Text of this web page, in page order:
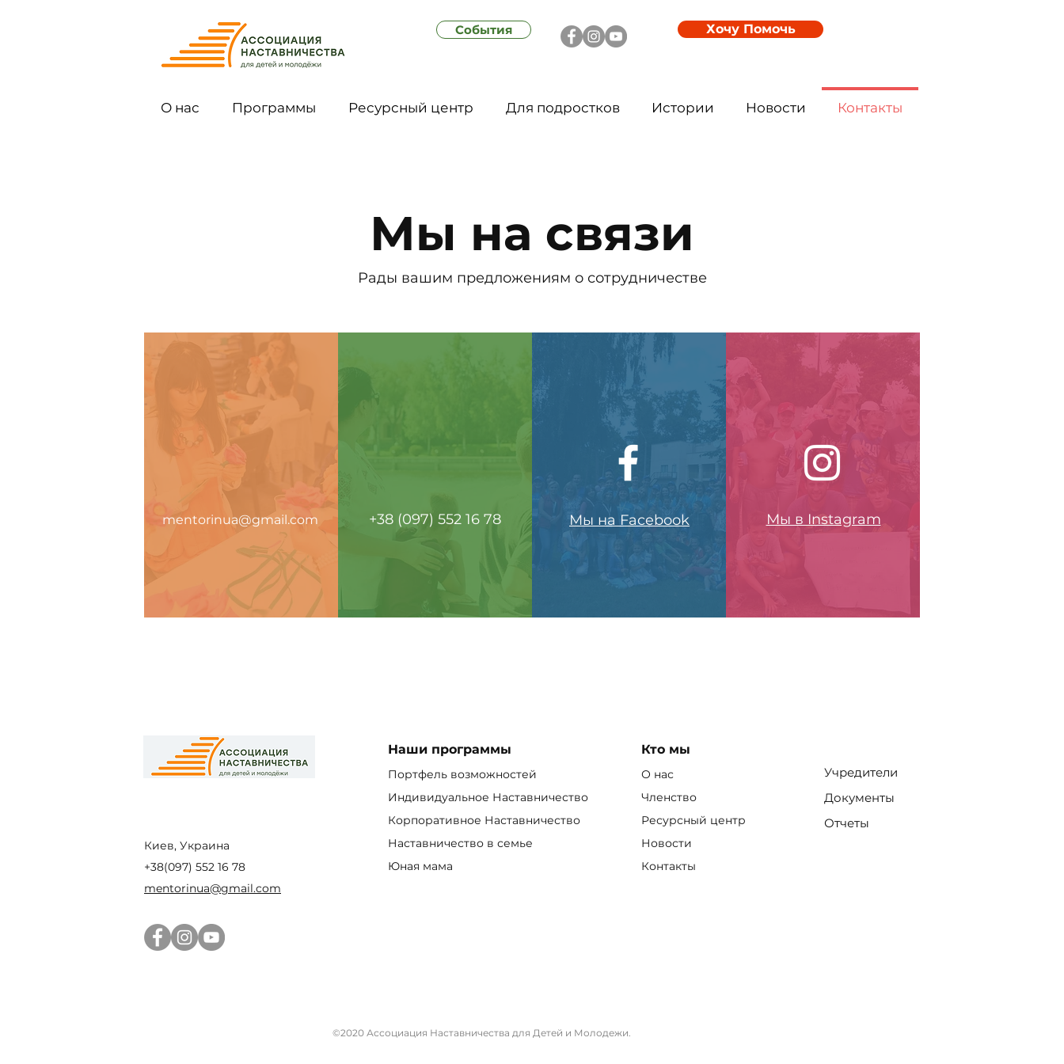
События Хочу Помочь
О нас Программы Ресурсный центр Для подростков Истории Новости Контакты
Мы на связи
Рады вашим предложениям о сотрудничестве
mentorinua@gmail.com +38 (097) 552 16 78 Мы на Facebook Мы в Instagram
Киев, Украина
+38(097) 552 16 78
mentorinua@gmail.com
Наши программы
Портфель возможностей
Индивидуальное Наставничество
Корпоративное Наставничество
Наставничество в семье
Юная мама
Кто мы
О нас
Членство
Ресурсный центр
Новости
Контакты
Учредители
Документы
Отчеты
©2020 Ассоциация Наставничества для Детей и Молодежи.